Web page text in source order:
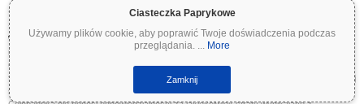
Ciasteczka Paprykowe
Używamy plików cookie, aby poprawić Twoje doświadczenia podczas
przeglądania. ... More
Zamknij
WAŻNE ZASTRZEŻENIE:Kryptowaluty są wysoce zmienne i wiążą się ze znacznym
ryzykiem. Możesz stracić część lub całość swojej inwestycji. Wszystkie informacje na
Coinpaprika są udostępniane wyłącznie w celach informacyjnych i nie stanowią porady
finansowej ani inwestycyjnej. Zawsze przeprowadzaj własne badania (DYOR) i konsultuj
się z wykwalifikowanym doradcą finansowym przed podjęciem decyzji inwestycyjnych.